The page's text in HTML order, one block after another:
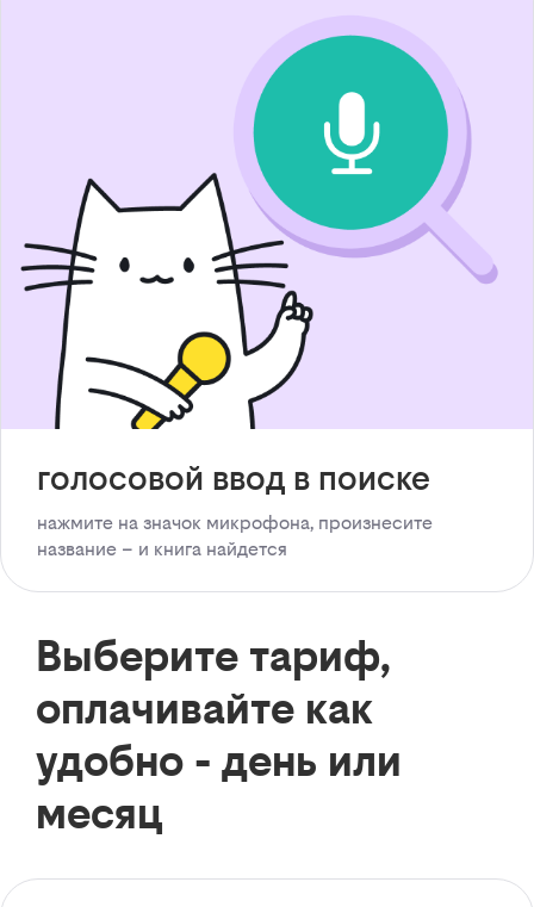
голосовой ввод в поиске
нажмите на значок микрофона, произнесите
название – и книга найдется
Выберите тариф,
оплачивайте как
удобно - день или
месяц